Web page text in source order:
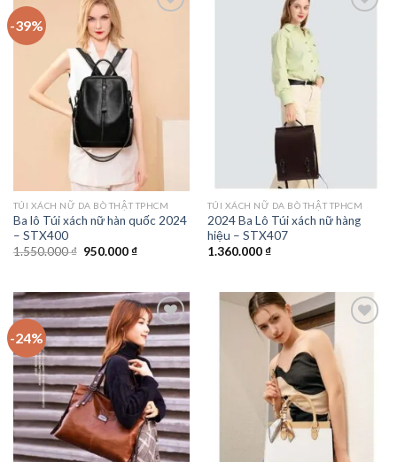
-39%
TÚI XÁCH NỮ DA BÒ THẬT TPHCM
Ba lô Túi xách nữ hàn quốc 2024
– STX400
1.550.000₫ Giá
950.000₫Giá
950.000 ₫.
TÚI XÁCH NỮ DA BÒ THẬT TPHCM
2024 Ba Lô Túi xách nữ hàng
hiệu – STX407
1.360.000₫
-24%
Add to
wishlist
wishlist